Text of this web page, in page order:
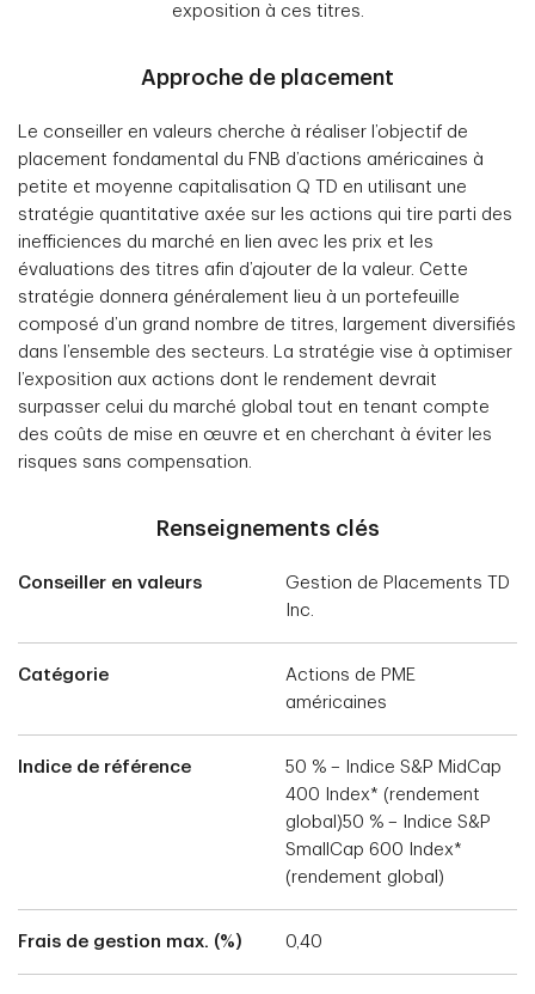
exposition à ces titres.
Approche de placement
Le conseiller en valeurs cherche à réaliser l’objectif de
placement fondamental du FNB d’actions américaines à
petite et moyenne capitalisation Q TD en utilisant une
stratégie quantitative axée sur les actions qui tire parti des
inefficiences du marché en lien avec les prix et les
évaluations des titres afin d’ajouter de la valeur. Cette
stratégie donnera généralement lieu à un portefeuille
composé d’un grand nombre de titres, largement diversifiés
dans l’ensemble des secteurs. La stratégie vise à optimiser
l’exposition aux actions dont le rendement devrait
surpasser celui du marché global tout en tenant compte
des coûts de mise en œuvre et en cherchant à éviter les
risques sans compensation.
Renseignements clés
Conseiller en valeurs
Gestion de Placements TD
Inc.
Catégorie
Actions de PME
américaines
Indice de référence
50 % – Indice S&P MidCap
400 Index* (rendement
global)50 % – Indice S&P
SmallCap 600 Index*
(rendement global)
Frais de gestion max. (%) 0,40